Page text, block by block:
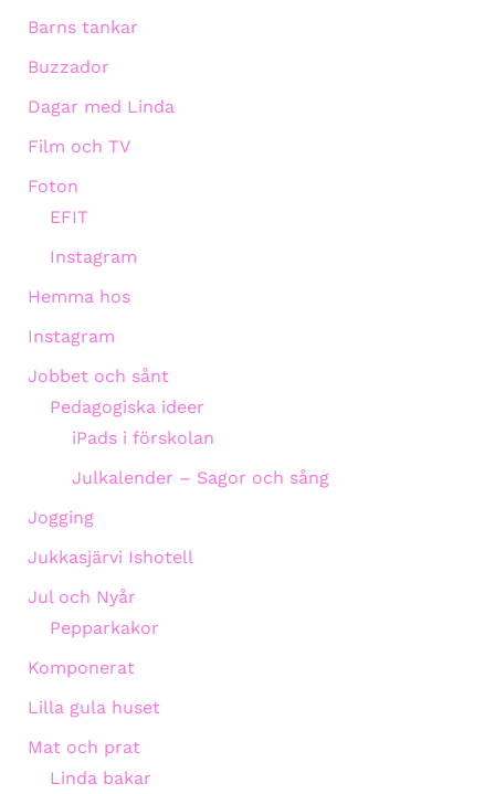
Barns tankar
Buzzador
Dagar med Linda
Film och TV
Foton
EFIT
Instagram
Hemma hos
Instagram
Jobbet och sånt
Pedagogiska ideer
iPads i förskolan
Julkalender – Sagor och sång
Jogging
Jukkasjärvi Ishotell
Jul och Nyår
Pepparkakor
Komponerat
Lilla gula huset
Mat och prat
Linda bakar